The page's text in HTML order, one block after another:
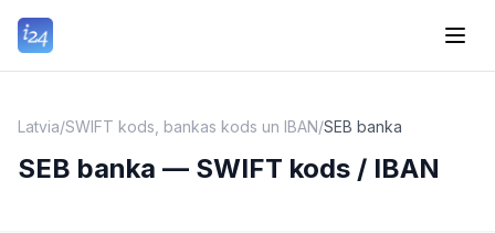
Latvia/SWIFT kods, bankas kods un IBAN/SEB banka
SEB banka — SWIFT kods / IBAN